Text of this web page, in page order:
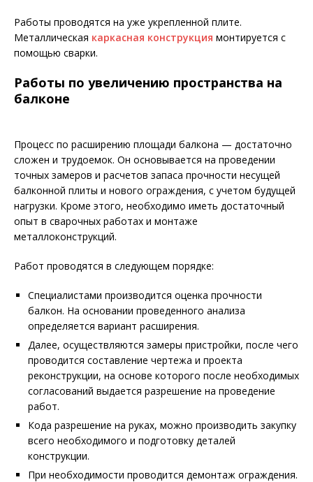
Работы проводятся на уже укрепленной плите.
Металлическая каркасная конструкция монтируется с
помощью сварки.
Работы по увеличению пространства на
балконе
Процесс по расширению площади балкона — достаточно
сложен и трудоемок. Он основывается на проведении
точных замеров и расчетов запаса прочности несущей
балконной плиты и нового ограждения, с учетом будущей
нагрузки. Кроме этого, необходимо иметь достаточный
опыт в сварочных работах и монтаже
металлоконструкций.
Работ проводятся в следующем порядке:
Специалистами производится оценка прочности
балкон. На основании проведенного анализа
определяется вариант расширения.
Далее, осуществляются замеры пристройки, после чего
проводится составление чертежа и проекта
реконструкции, на основе которого после необходимых
согласований выдается разрешение на проведение
работ.
Кода разрешение на руках, можно производить закупку
всего необходимого и подготовку деталей
конструкции.
При необходимости проводится демонтаж ограждения.